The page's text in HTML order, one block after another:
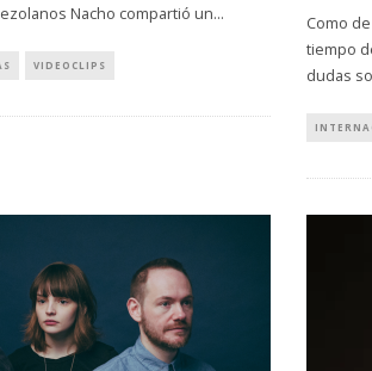
Nacho compartió un...
VIDEOCLIPS
Como
tiempo
dudas